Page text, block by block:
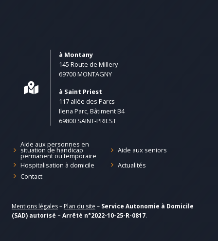
à Montany
145 Route de Millery
69700 MONTAGNY
à Saint Priest
117 allée des Parcs
Ilena Parc, Bâtiment B4
69800 SAINT-PRIEST
Aide aux personnes en
situation de handicap
permanent ou temporaire
Aide aux seniors
Hospitalisation à domicile
Actualités
Contact
Mentions légales– Plan du site – Service Autonomie à Domicile
(SAD) autorisé – Arrêté n°2022-10-25-R-0817.